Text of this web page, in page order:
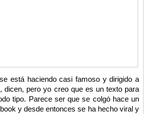
está haciendo casi famoso y dirigido a
dicen, pero yo creo que es un texto para
tipo. Parece ser que se colgó hace un
y desde entonces se ha hecho viral y